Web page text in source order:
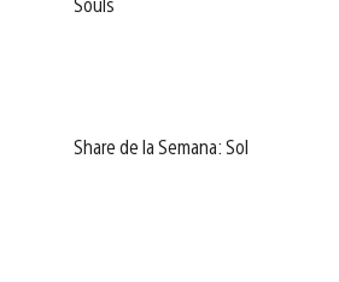
Share de la Semana: Sol